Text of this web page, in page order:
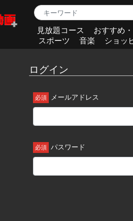
見放題コース
おすすめ
スポーツ
音楽 ショッ
ログイン
メールアドレス
パスワード